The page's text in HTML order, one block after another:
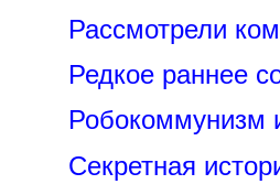
Рассмотрели
Редкое раннее
Секретная